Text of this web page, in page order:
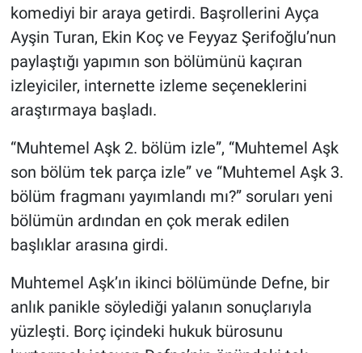
komediyi bir araya getirdi. Başrollerini Ayça
Ayşin Turan, Ekin Koç ve Feyyaz Şerifoğlu’nun
paylaştığı yapımın son bölümünü kaçıran
izleyiciler, internette izleme seçeneklerini
araştırmaya başladı.
“Muhtemel Aşk 2. bölüm izle”, “Muhtemel Aşk
son bölüm tek parça izle” ve “Muhtemel Aşk 3.
bölüm fragmanı yayımlandı mı?” soruları yeni
bölümün ardından en çok merak edilen
başlıklar arasına girdi.
Muhtemel Aşk’ın ikinci bölümünde Defne, bir
anlık panikle söylediği yalanın sonuçlarıyla
yüzleşti. Borç içindeki hukuk bürosunu